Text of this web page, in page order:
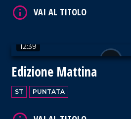
12:39
Edizione Mattina
ST PUNTATA